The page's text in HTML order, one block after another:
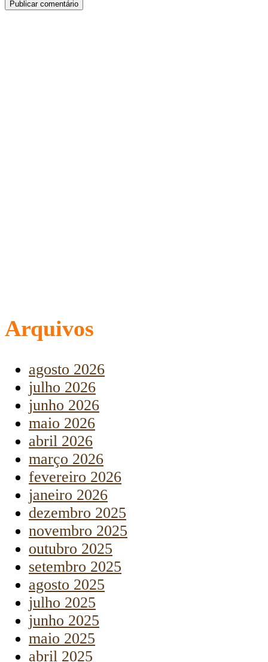
Arquivos
agosto 2026
julho 2026
junho 2026
maio 2026
abril 2026
março 2026
fevereiro 2026
janeiro 2026
dezembro 2025
novembro 2025
outubro 2025
setembro 2025
agosto 2025
julho 2025
junho 2025
maio 2025
abril 2025